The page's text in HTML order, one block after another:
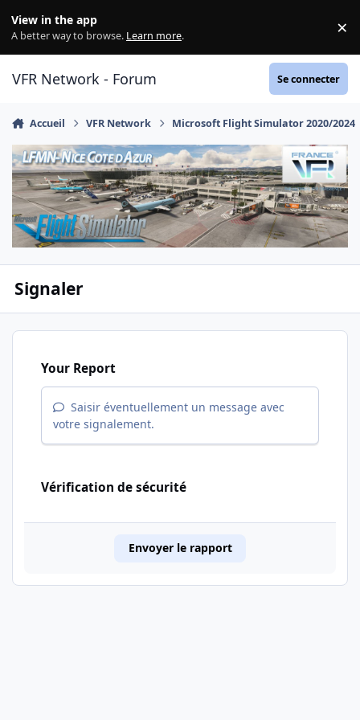
View in the app
A better way to browse. Learn more. ×
VFR Network - Forum Se connecter
Accueil VFR Network Microsoft Flight Simulator 2020/2024
Signaler
Your Report
Saisir éventuellement un message avec
votre signalement.
Vérification de sécurité
Envoyer le rapport